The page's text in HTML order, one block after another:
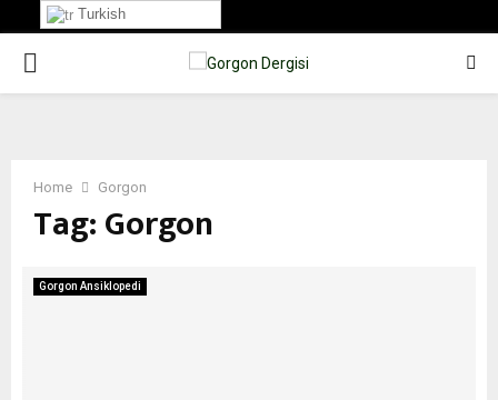
PRIMARY
Home Gorgon
Tag:Gorgon
Gorgon Ansiklopedi
Turkish